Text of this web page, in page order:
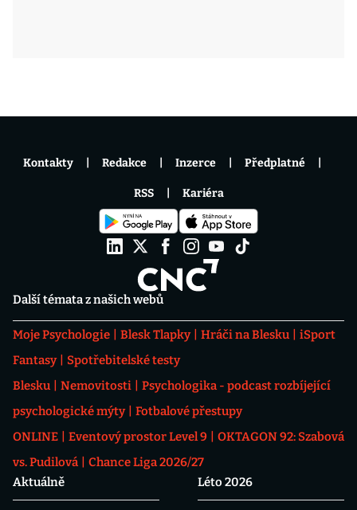
Další témata z našich webů
Moje Psychologie Blesk Tlapky Hráči na Blesku
iSport
Fantasy
Spotřebitelské testy
Blesku
Nemovitosti
Psychologika - podcast rozbíjející
psychologické mýty
Fotbalové přestupy
ONLINE
Eventový prostor Level 9
OKTAGON 92: Szabová
vs. Pudilová
Chance Liga 2026/27
Aktuálně
Léto 2026
Kontakty Redakce Inzerce Předplatné
RSS Kariéra